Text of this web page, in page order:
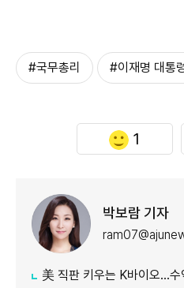
#국무총리 #이재명 대통
1
박보람 기자
美 직판 키우는 K바이오…수